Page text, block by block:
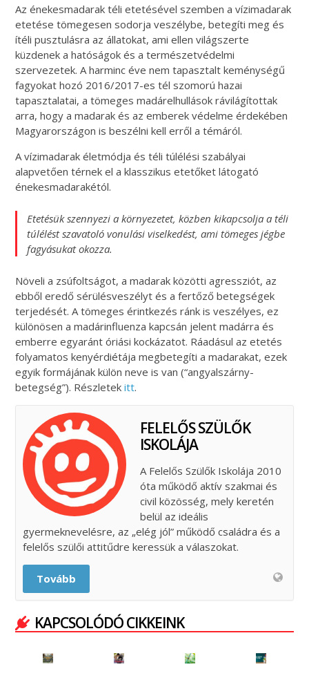
Az énekesmadarak téli etetésével szemben a vízimadarak
etetése tömegesen sodorja veszélybe, betegíti meg és
ítéli pusztulásra az állatokat, ami ellen világszerte
küzdenek a hatóságok és a természetvédelmi
szervezetek. A harminc éve nem tapasztalt keménységű
fagyokat hozó 2016/2017-es tél szomorú hazai
tapasztalatai, a tömeges madárelhullások rávilágítottak
arra, hogy a madarak és az emberek védelme érdekében
Magyarországon is beszélni kell erről a témáról.
A vízimadarak életmódja és téli túlélési szabályai
alapvetően térnek el a klasszikus etetőket látogató
énekesmadarakétól.
Etetésük szennyezi a környezetet, közben kikapcsolja a téli
túlélést szavatoló vonulási viselkedést, ami tömeges jégbe
fagyásukat okozza.
Növeli a zsúfoltságot, a madarak közötti agressziót, az
ebből eredő sérülésveszélyt és a fertőző betegségek
terjedését. A tömeges érintkezés ránk is veszélyes, ez
különösen a madárinfluenza kapcsán jelent madárra és
emberre egyaránt óriási kockázatot. Ráadásul az etetés
folyamatos kenyérdiétája megbetegíti a madarakat, ezek
egyik formájának külön neve is van (“angyalszárny-
betegség”). Részletekitt.
FELELŐS SZÜLŐK
ISKOLÁJA
A Felelős Szülők Iskolája 2010
óta működő aktív szakmai és
civil közösség, mely keretén
belül az ideális
gyermeknevelésre, az „elég jól” működő családra és a
felelős szülői attitűdre keressük a válaszokat.
Tovább
KAPCSOLÓDÓ CIKKEINK